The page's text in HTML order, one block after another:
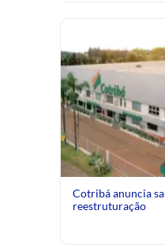
Cotribá anuncia
reestruturação